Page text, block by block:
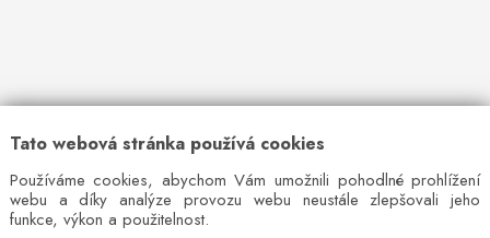
Tato webová stránka používá cookies
Používáme cookies, abychom Vám umožnili pohodlné prohlížení
webu a díky analýze provozu webu neustále zlepšovali jeho
funkce, výkon a použitelnost.